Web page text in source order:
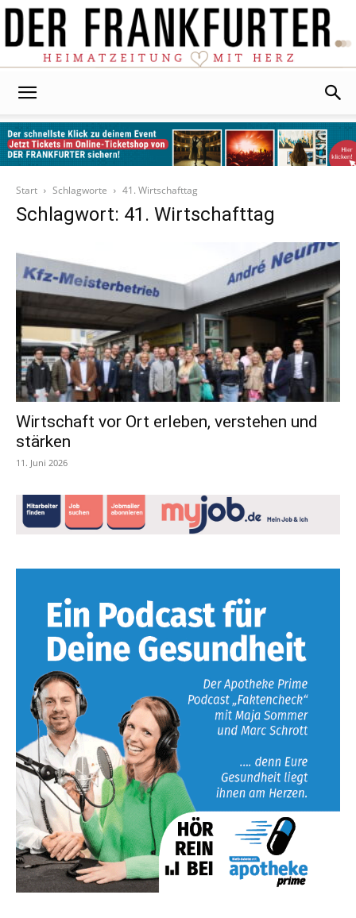
Start
Schlagworte 41. Wirtschafttag
Schlagwort: 41. Wirtschafttag
Wirtschaft vor Ort erleben, verstehen und
stärken
11. Juni 2026